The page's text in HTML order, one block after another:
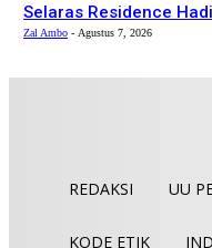
Selaras Residence
Zal Ambo - Agustus 7, 2026
REDAKSI UU
KODE ETIK